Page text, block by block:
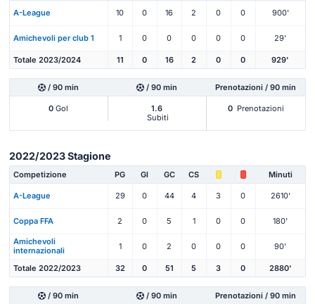
A-League 10 0 16 2 0 0 900'
Amichevoli per club 1 1 0 0 0 0 0 29'
Totale 2023/2024 11 0 16 2 0 0 929'
/ 90 min / 90 min Prenotazioni / 90 min
0 Gol
1.6
Subiti
0 Prenotazioni
2022/2023 Stagione
Competizione PG Gl GC CS Minuti
A-League 29 0 44 4 3 0 2610'
Coppa FFA 2 0 5 1 0 0 180'
Amichevoli
internazionali
1 0 2 0 0 0 90'
Totale 2022/2023 32 0 51 5 3 0 2880'
/ 90 min / 90 min Prenotazioni / 90 min